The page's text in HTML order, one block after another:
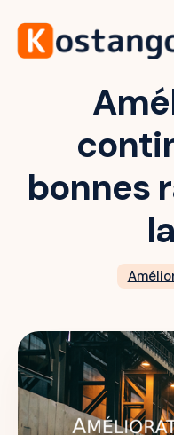
bonnes